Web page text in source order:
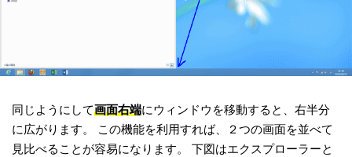
同じようにして画面右端にウィンドウを移動すると、右半分
に広がります。 この機能を利用すれば、２つの画面を並べて
見比べることが容易になります。 下図はエクスプローラーと